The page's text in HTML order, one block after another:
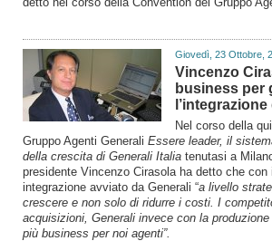
Giovedì, 23 Ottobre,
Vincenzo
business per
Nel corso della
Gruppo Agenti Generali Essere leader, il
della crescita di Generali Italia tenutasi a
presidente Vincenzo Cirasola ha detto che con
integrazione avviato da Generali “a livello
crescere e non solo di ridurre i costi. I
acquisizioni, Generali invece con la
più business per noi agenti”.